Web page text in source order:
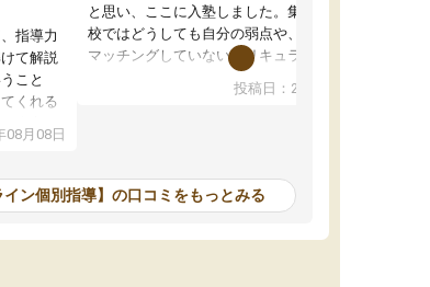
指導力
て解説
こと
くれる
当方
の教科
められる
自習で
08月08日
と思い、ここに入塾しました。集団指導の予備
校ではどうしても自分の弱点や、志望校対策に
マッチングしていないカリキュラムに不安を感
また受験のノウハウを蓄積している優秀な東大
ツーマン指導によって、自分の志望校にふさわ
しいオリジナルのカリキュラムを提案してくれ
投稿日：2024年02月19日
ン個別指導】の口コミをもっとみる